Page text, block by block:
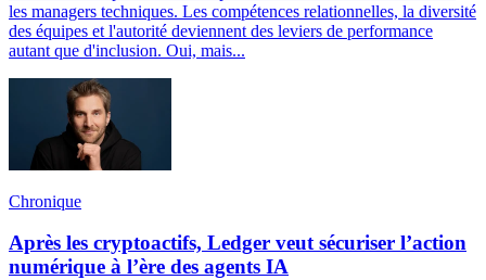
les managers techniques. Les compétences relationnelles, la diversité
des équipes et l'autorité deviennent des leviers de performance
autant que d'inclusion. Oui, mais...
Chronique
Après les cryptoactifs, Ledger veut sécuriser l’action
numérique à l’ère des agents IA